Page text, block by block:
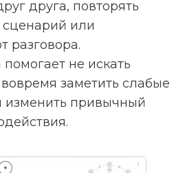
друга, повторять
или
разговора.
не искать
заметить слабые
изменить привычный